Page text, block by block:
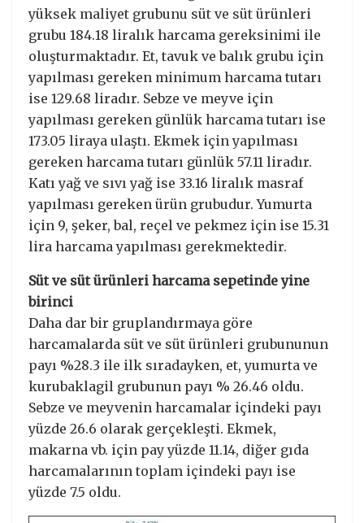
yüksek maliyet grubunu süt ve süt ürünleri
grubu 184.18 liralık harcama gereksinimi ile
oluşturmaktadır. Et, tavuk ve balık grubu için
yapılması gereken minimum harcama tutarı
ise 129.68 liradır. Sebze ve meyve için
yapılması gereken günlük harcama tutarı ise
173.05 liraya ulaştı. Ekmek için yapılması
gereken harcama tutarı günlük 57.11 liradır.
Katı yağ ve sıvı yağ ise 33.16 liralık masraf
yapılması gereken ürün grubudur. Yumurta
için 9, şeker, bal, reçel ve pekmez için ise 15.31
lira harcama yapılması gerekmektedir.
Süt ve süt ürünleri harcama sepetinde yine
birinci
Daha dar bir gruplandırmaya göre
harcamalarda süt ve süt ürünleri grubununun
payı %28.3 ile ilk sıradayken, et, yumurta ve
kurubaklagil grubunun payı % 26.46 oldu.
Sebze ve meyvenin harcamalar içindeki payı
yüzde 26.6 olarak gerçekleşti. Ekmek,
makarna vb. için pay yüzde 11.14, diğer gıda
harcamalarının toplam içindeki payı ise
yüzde 7.5 oldu.